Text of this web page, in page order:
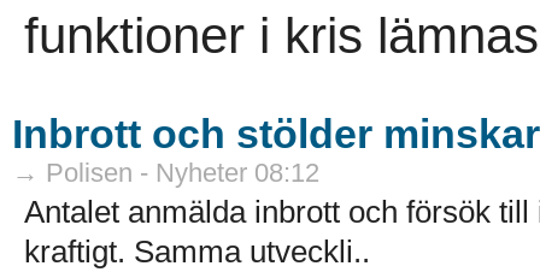
funktioner i kris
Inbrott och stölder
→ Polisen - Nyheter 08:12
Antalet anmälda inbrott och försök
kraftigt. Samma utveckli..